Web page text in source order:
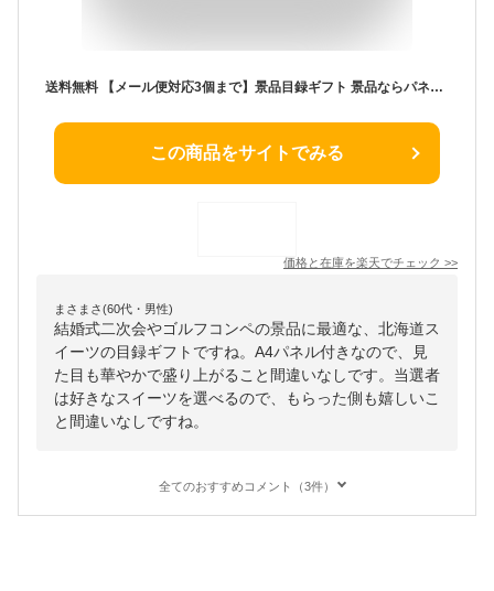
送料無料 【メール便対応3個まで】景品目録ギフト 景品ならパネもく！ 選べる！北海道スイーツ 楓コース（A4パネル付 目録） 結婚式 2次会 ゴルフコンペ ビンゴ 抽選会 くじ引き 賞品 景品パーク【景品ギフト券 パネル付き】 hkd-swt3-rb
この商品をサイトでみる
価格と在庫を楽天でチェック >>
まさまさ(60代・男性)
結婚式二次会やゴルフコンペの景品に最適な、北海道ス
イーツの目録ギフトですね。A4パネル付きなので、見
た目も華やかで盛り上がること間違いなしです。当選者
は好きなスイーツを選べるので、もらった側も嬉しいこ
と間違いなしですね。
全てのおすすめコメント（3件）